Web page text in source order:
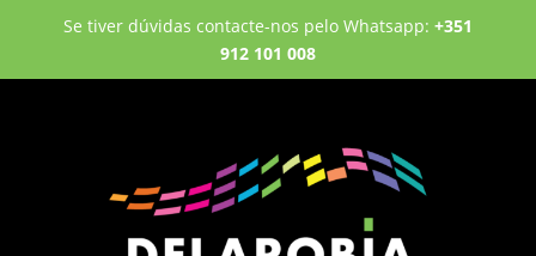
Se tiver dúvidas contacte-nos pelo Whatsapp: +351
912 101 008